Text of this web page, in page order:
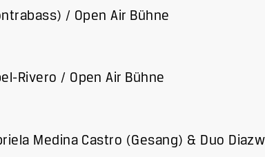
/ Open Air Bühne
Rivero / Open Air Bühne
Medina Castro (Gesang) & Duo